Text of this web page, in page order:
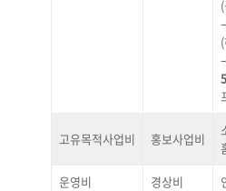
고유목적사업비 홍보사업비
운영비
경상비